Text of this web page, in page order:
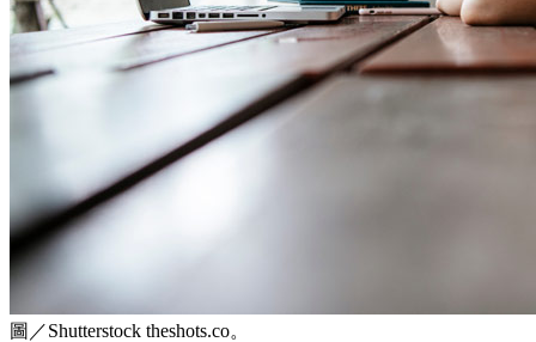
圖／Shutterstock theshots.co。